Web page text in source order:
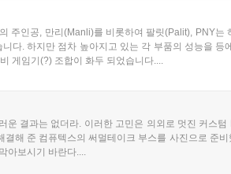
주인공, 만리(Manli)를 비롯하여 팔릿(Palit), PNY는
다. 하지만 점차 높아지고 있는 각 부품의 성능을 등
게임기(?) 조합이 화두 되었습니다....
결과는 없더라. 이러한 고민은 의외로 멋진 커스
해 준 컴퓨텍스의 써멀테이크 부스를 사진으로 준
아보시기 바란다....